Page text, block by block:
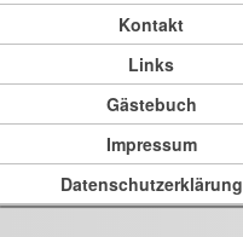
Kontakt
Links
Gästebuch
Impressum
Datenschutzerklärung